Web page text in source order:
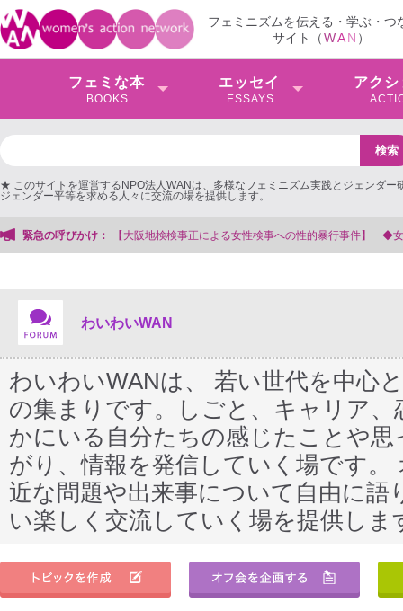
フェミニズムを伝える・学ぶ・つ
サイト（WAN ）
フェミな本
BOOKS
エッセイ
ESSAYS
アクシ
★ このサイトを運営するNPO法人WANは、多様なフェミニズム実践とジェンダー
ジェンダー平等を求める人々に交流の場を提供します。
緊急の呼びかけ：
る女性検事への性的暴行事件】 ◆女性検事を支援する会事務局
わいわいWAN
わいわいWANは、 若い世代を中心
の集まりです。しごと、キャリア
かにいる自分たちの感じたことや
がり、情報を発信していく場です
近な問題や出来事について自由に
い楽しく交流していく場を提供しま